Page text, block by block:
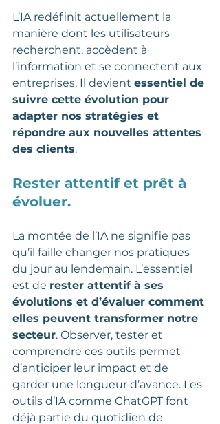
L’IA redéfinit actuellement la
manière dont les utilisateurs
recherchent, accèdent à
l’information et se connectent aux
entreprises. Il devient essentiel de
suivre cette évolution pour
adapter nos stratégies et
répondre aux nouvelles attentes
des clients.
Rester attentif et prêt à
évoluer.
La montée de l’IA ne signifie pas
qu’il faille changer nos pratiques
du jour au lendemain. L’essentiel
est de rester attentif à ses
évolutions et d’évaluer comment
elles peuvent transformer notre
secteur. Observer, tester et
comprendre ces outils permet
d’anticiper leur impact et de
garder une longueur d’avance. Les
outils d’IA comme ChatGPT font
déjà partie du quotidien de